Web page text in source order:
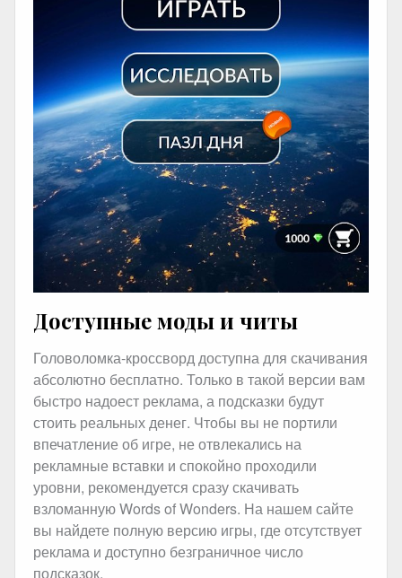
Доступные моды и читы
Головоломка-кроссворд доступна для скачивания
абсолютно бесплатно. Только в такой версии вам
быстро надоест реклама, а подсказки будут
стоить реальных денег. Чтобы вы не портили
впечатление об игре, не отвлекались на
рекламные вставки и спокойно проходили
уровни, рекомендуется сразу скачивать
взломанную Words of Wonders. На нашем сайте
вы найдете полную версию игры, где отсутствует
реклама и доступно безграничное число
подсказок.